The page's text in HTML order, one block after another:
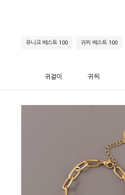
유니크 베스트 100 귀찌 베스트 100
귀걸이 귀찌